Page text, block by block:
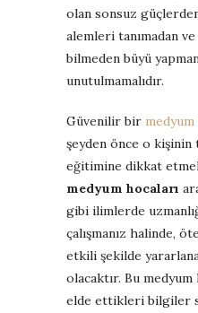
olan sonsuz
alemleri tanımadan ve
bilmeden büyü
unutulmamalıdır.
Güvenilir bir
şeyden önce o kişinin
eğitimine dikkat
medyum hocaları
gibi ilimlerde
çalışmanız halinde,
etkili şekilde
olacaktır. Bu
elde ettikleri bilgiler